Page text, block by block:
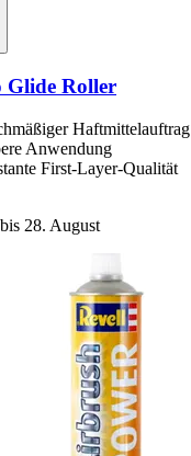
Glide Roller
Haftmittelauftrag
Anwendung
First-Layer-Qualität
28. August